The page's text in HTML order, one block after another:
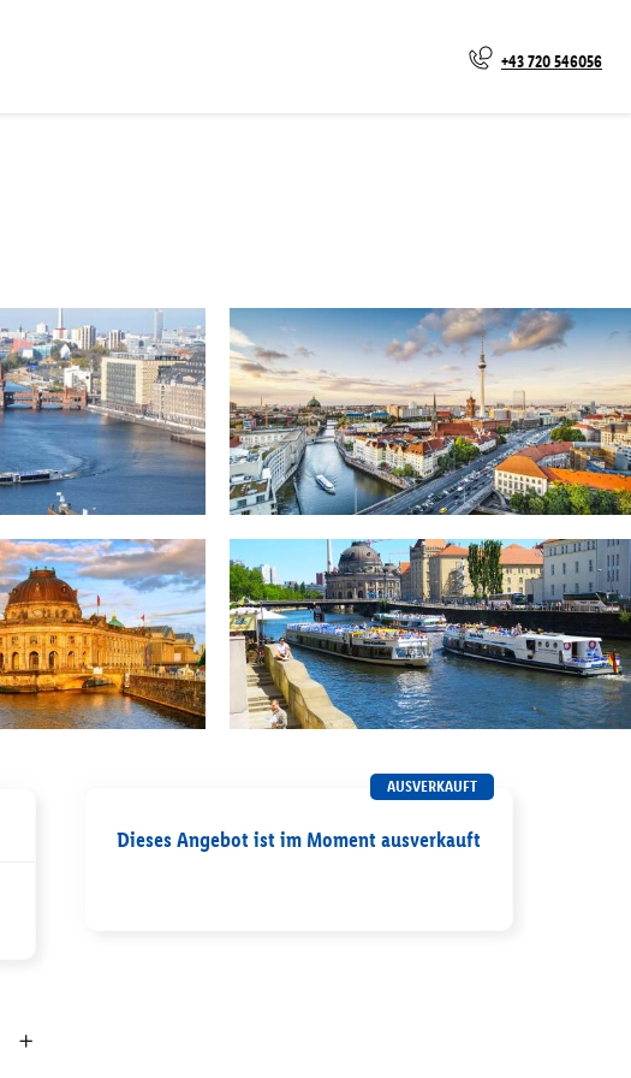
+43 720 546056
AUSVERKAUFT
Dieses Angebot ist im Moment ausverkauft